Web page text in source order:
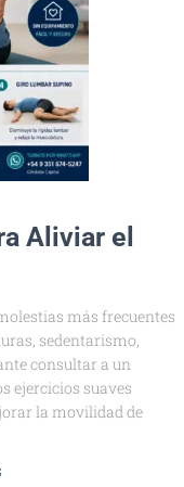
Aliviar el
más frecuentes
sedentarismo,
consultar a un
ejercicios suaves
la movilidad de